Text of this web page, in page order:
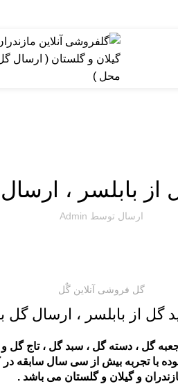
بابلسر ،
ارسال توسط Admin
گل فروشی آنلاین گٌل
از بابلسر ، ارسال گل
گل ،دسته گل ،سبد گل ،تاج گل و
با تجربه بیش از سی سال سابقه
و گیلان و گلستان می باشد .